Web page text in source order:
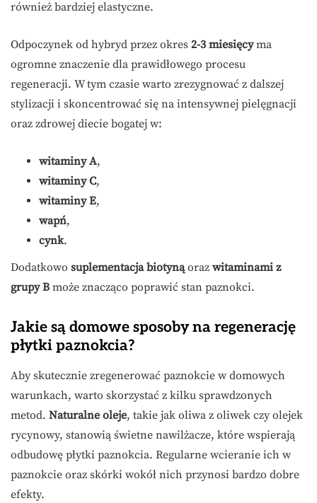
również bardziej elastyczne.
Odpoczynek od hybryd przez okres 2-3 miesięcyma
ogromne znaczenie dla prawidłowego procesu
regeneracji. W tym czasie warto zrezygnować z dalszej
stylizacji i skoncentrować się na intensywnej pielęgnacji
oraz zdrowej diecie bogatej w:
witaminy A,
witaminy C,
witaminy E,
wapń,
cynk.
Dodatkowo suplementacja biotynąoraz witaminami z
grupy B może znacząco poprawić stan paznokci.
Jakie są domowe sposoby na regenerację
płytki paznokcia?
Aby skutecznie zregenerować paznokcie w domowych
warunkach, warto skorzystać z kilku sprawdzonych
metod. Naturalne oleje, takie jak oliwa z oliwek czy olejek
rycynowy, stanowią świetne nawilżacze, które wspierają
odbudowę płytki paznokcia. Regularne wcieranie ich w
paznokcie oraz skórki wokół nich przynosi bardzo dobre
efekty.